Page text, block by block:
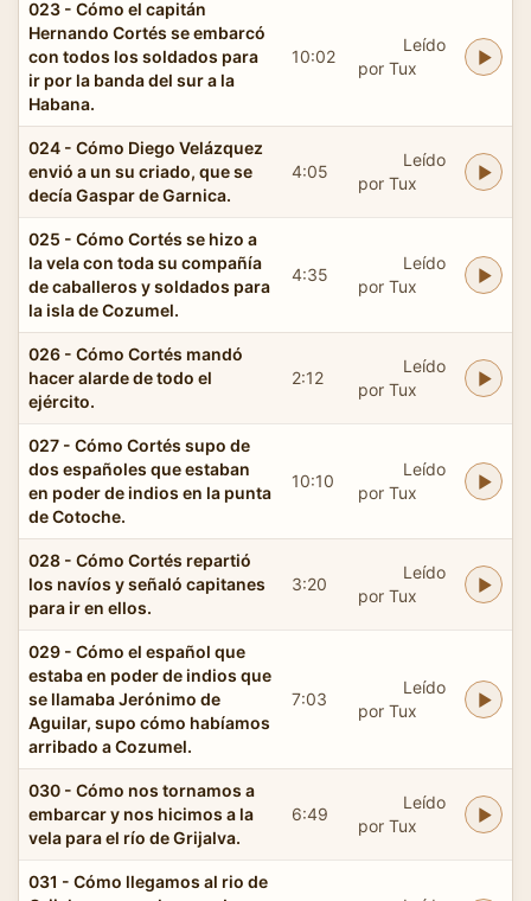
023 - Cómo el capitán
Hernando Cortés se embarcó
con todos los soldados para
ir por la banda del sur a la
Habana.
10:02
Leído
por Tux
024 - Cómo Diego Velázquez
envió a un su criado, que se
decía Gaspar de Garnica.
4:05
Leído
por Tux
025 - Cómo Cortés se hizo a
la vela con toda su compañía
de caballeros y soldados para
la isla de Cozumel.
4:35
Leído
por Tux
026 - Cómo Cortés mandó
hacer alarde de todo el
ejército.
2:12
Leído
por Tux
027 - Cómo Cortés supo de
dos españoles que estaban
en poder de indios en la punta
de Cotoche.
10:10
Leído
por Tux
028 - Cómo Cortés repartió
los navíos y señaló capitanes
para ir en ellos.
3:20
Leído
por Tux
029 - Cómo el español que
estaba en poder de indios que
se llamaba Jerónimo de
Aguilar, supo cómo habíamos
arribado a Cozumel.
7:03
Leído
por Tux
030 - Cómo nos tornamos a
embarcar y nos hicimos a la
vela para el río de Grijalva.
6:49
Leído
por Tux
031 - Cómo llegamos al rio de